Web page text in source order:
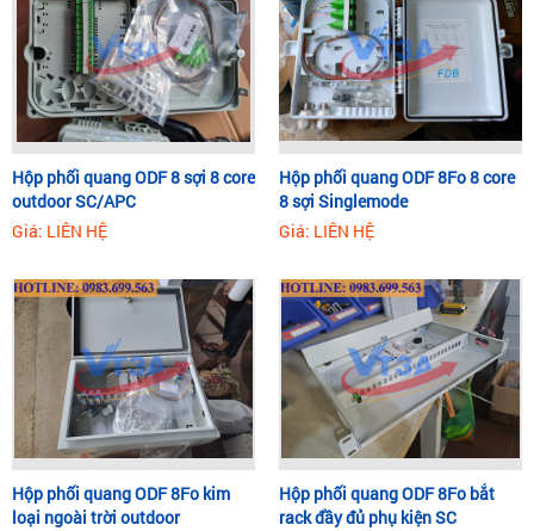
Hộp phối quang ODF 8 sợi 8 core
outdoor SC/APC
Giá: LIÊN HỆ
Hộp phối quang ODF 8Fo 8 core
8 sợi Singlemode
Giá: LIÊN HỆ
Hộp phối quang ODF 8Fo kim
loại ngoài trời outdoor
Hộp phối quang ODF 8Fo bắt
rack đầy đủ phụ kiện SC